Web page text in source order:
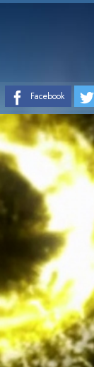
Facebook